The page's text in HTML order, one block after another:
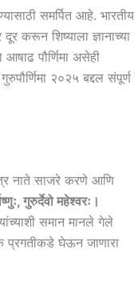
समर्पित आहे. भारतीय
करून शिष्याला ज्ञानाच्या
आषाढ पौर्णिमा असेही
२०२५ बद्दल संपूर्ण
नाते साजरे करणे आणि
गुरुर्देवो महेश्वरः।
समान मानले गेले
प्रगतीकडे घेऊन जाणारा